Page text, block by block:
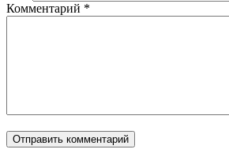
Комментарий *